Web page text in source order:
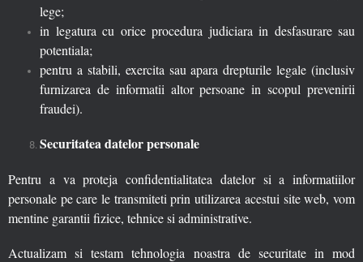
lege;
in legatura cu orice procedura judiciara in desfasurare sau
potentiala;
pentru a stabili, exercita sau apara drepturile legale (inclusiv
furnizarea de informatii altor persoane in scopul prevenirii
fraudei).
Securitatea datelor personale
Pentru a va proteja confidentialitatea datelor si a informatiilor
personale pe care le transmiteti prin utilizarea acestui site web, vom
mentine garantii fizice, tehnice si administrative.
Actualizam si testam tehnologia noastra de securitate in mod